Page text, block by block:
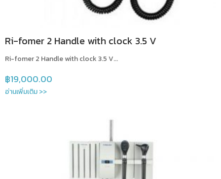
Ri-fomer 2 Handle with clock 3.5 V
Ri-fomer 2 Handle with clock 3.5 V...
฿19,000.00
อ่านเพิ่มเติม >>